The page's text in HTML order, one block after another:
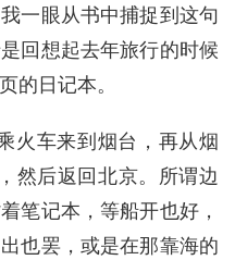
一眼从书中捕捉到这句
回想起去年旅行的时候
的日记本。
火车来到烟台，再从烟
然后返回北京。所谓边
笔记本，等船开也好，
也罢，或是在那靠海的